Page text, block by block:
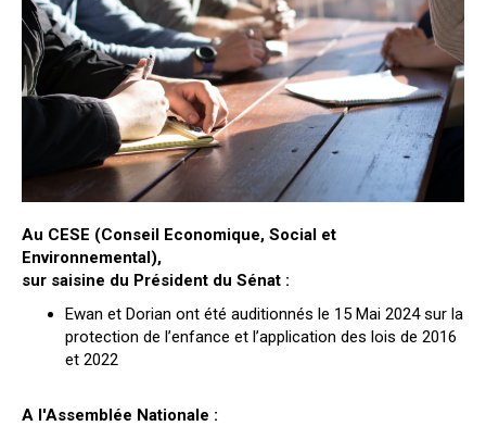
Au CESE (Conseil Economique, Social et
Environnemental),
sur saisine du Président du Sénat :
Ewan et Dorian ont été auditionnés le 15 Mai 2024 sur la
protection de l’enfance et l’application des lois de 2016
et 2022
A l'Assemblée Nationale :